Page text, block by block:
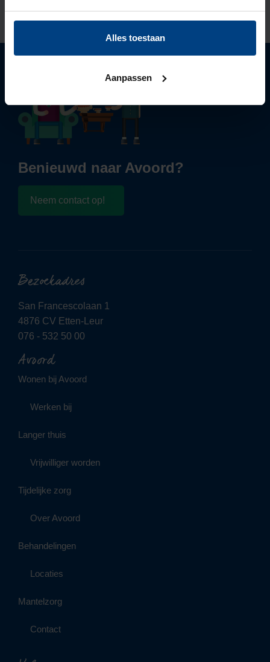
Alles toestaan
Aanpassen
Benieuwd naar Avoord?
Neem contact op!
Bezoekadres
San Francescolaan 1
4876 CV Etten-Leur
076 - 532 50 00
Avoord
Wonen bij Avoord
Werken bij
Langer thuis
Vrijwilliger worden
Tijdelijke zorg
Over Avoord
Behandelingen
Locaties
Mantelzorg
Contact